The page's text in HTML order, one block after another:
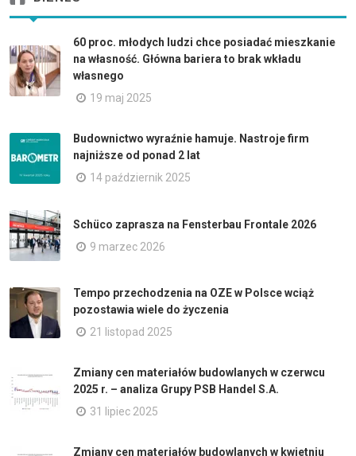
60 proc. młodych ludzi chce posiadać mieszkanie
na własność. Główna bariera to brak wkładu
własnego
19 maj 2025
Budownictwo wyraźnie hamuje. Nastroje firm
najniższe od ponad 2 lat
14 październik 2025
Schüco zaprasza na Fensterbau Frontale 2026
9 marzec 2026
Tempo przechodzenia na OZE w Polsce wciąż
pozostawia wiele do życzenia
21 listopad 2025
Zmiany cen materiałów budowlanych w czerwcu
2025 r. – analiza Grupy PSB Handel S.A.
31 lipiec 2025
Zmiany cen materiałów budowlanych w kwietniu